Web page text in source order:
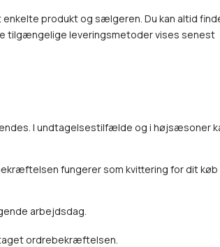
produkt og sælgeren. Du kan altid
tilgængelige leveringsmetoder vises senest
I undtagelsestilfælde og i højsæsoner
fungerer som kvittering for dit køb
arbejdsdag.
ordrebekræftelsen.